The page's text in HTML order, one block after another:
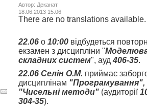
Автор: Деканат
18.06.2013 15:06
There are no translations available.
22.06 о 10:00 відбудеться
екзамен з дисципліни "
складних систем", ауд406-35.
22.06 Селін О.М. приймає
дисциплінам
"Чисельні методи" (аудиторії
304-35).